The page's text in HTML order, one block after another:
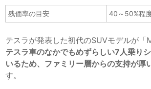
残価率の目安 40～50%程
テスラが発表した初代のSUVモデルが「
テスラ車のなかでもめずらしい7人乗り
いるため、ファミリー層からの支持が厚
す。